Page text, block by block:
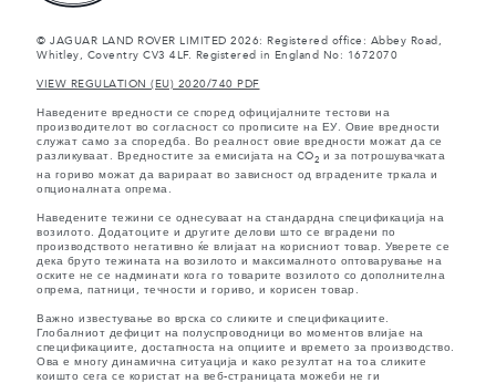
© JAGUAR LAND ROVER LIMITED 2026: Registered office: Abbey Road,
Whitley, Coventry CV3 4LF. Registered in England No: 1672070
VIEW REGULATION (EU) 2020/740 PDF
Наведените вредности се според официјалните тестови на
производителот во согласност со прописите на ЕУ. Овие вредности
служат само за споредба. Во реалност овие вредности можат да се
разликуваат. Вредностите за емисијата на CO2 и за потрошувачката
на гориво можат да варираат во зависност од вградените тркала и
опционалната опрема.
Наведените тежини се однесуваат на стандардна спецификација на
возилото. Додатоците и другите делови што се вградени по
производството негативно ќе влијаат на корисниот товар. Уверете се
дека бруто тежината на возилото и максималното оптоварување на
оските не се надминати кога го товарите возилото со дополнителна
опрема, патници, течности и гориво, и корисен товар.
Важно известување во врска со сликите и спецификациите.
Глобалниот дефицит на полуспроводници во моментов влијае на
спецификациите, достапноста на опциите и времето за производство.
Ова е многу динамична ситуација и како резултат на тоа сликите
коишто сега се користат на веб-страницата можеби не ги